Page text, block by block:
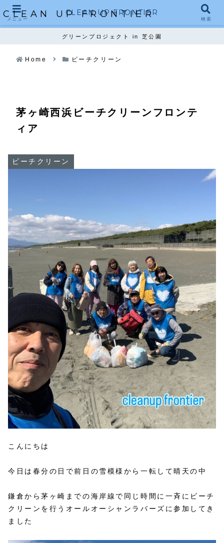
CLEAN UP FRONTIER
グリーンプロジェクト in 芝公園
Home ビーチクリーン
茅ヶ崎西浜ビーチクリーンフロンテ
ィア
ビーチクリーン
こんにちは
今日は春分の日で前日の雪模様から一転して晴天の中
鎌倉から茅ヶ崎までの海岸線で同じ時間に一斉にビーチ
クリーンを行うオールオーシャンラバーズに参加してき
ました
メニュー
CLEAN UP FRONTIER
検索